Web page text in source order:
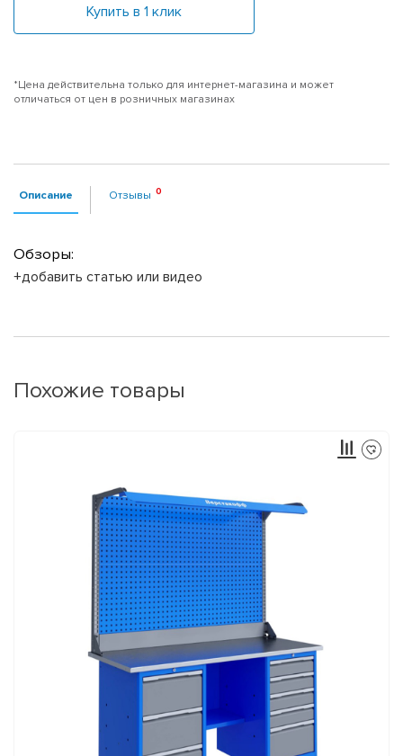
Купить в 1 клик
*Цена действительна только для интернет-магазина и может
отличаться от цен в розничных магазинах
Описание Отзывы
Обзоры:
+добавить статью или видео
Похожие товары